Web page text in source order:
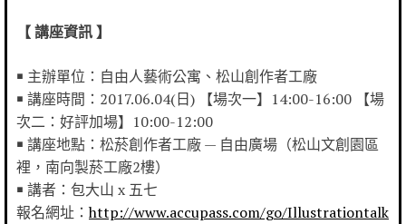
【 講座資訊 】
￭ 主辦單位：自由人藝術公寓、松山創作者工廠
￭ 講座時間：2017.06.04(日) 【場次一】14:00-16:00 【場
次二：好評加場】10:00-12:00
￭ 講座地點：松菸創作者工廠 — 自由廣場（松山文創園區
裡，南向製菸工廠2樓）
￭ 講者：包大山 x 五七
報名網址：http://www.accupass.com/go/Illustrationtalk